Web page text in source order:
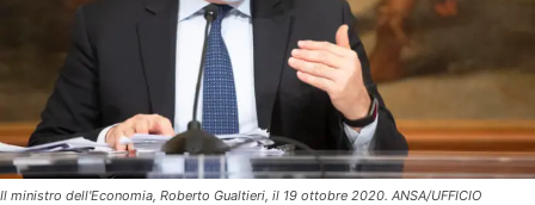
Il ministro dell'Economia, Roberto Gualtieri, il 19 ottobre 2020. ANSA/UFFICIO